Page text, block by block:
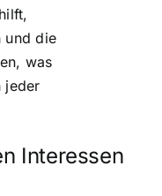
und die
was
jeder
Interessen